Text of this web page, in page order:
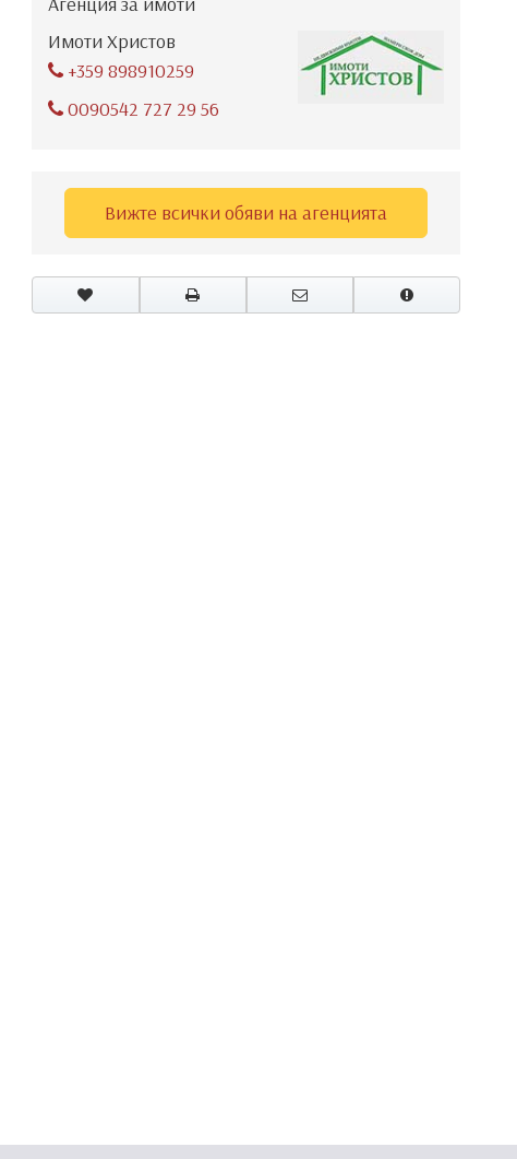
Имоти Христов
+359 898910259
0090542 727 29 56
Вижте всички обяви на агенцията